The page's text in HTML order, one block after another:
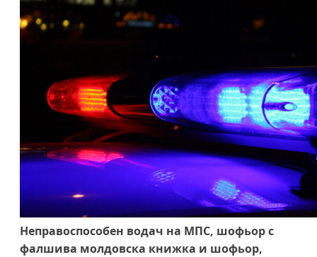
Неправоспособен водач на МПС, шофьор с
фалшива молдовска книжка и шофьор,